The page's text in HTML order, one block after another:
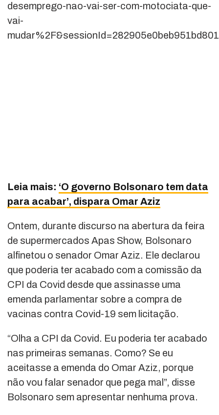
desemprego-nao-vai-ser-com-motociata-que-
vai-
Leia mais: ‘O governo Bolsonaro tem data
para acabar’, dispara Omar Aziz
Ontem, durante discurso na abertura da feira
de supermercados Apas Show, Bolsonaro
alfinetou o senador Omar Aziz. Ele declarou
que poderia ter acabado com a comissão da
CPI da Covid desde que assinasse uma
emenda parlamentar sobre a compra de
vacinas contra Covid-19 sem licitação.
“Olha a CPI da Covid. Eu poderia ter acabado
nas primeiras semanas. Como? Se eu
aceitasse a emenda do Omar Aziz, porque
não vou falar senador que pega mal”, disse
Bolsonaro sem apresentar nenhuma prova.